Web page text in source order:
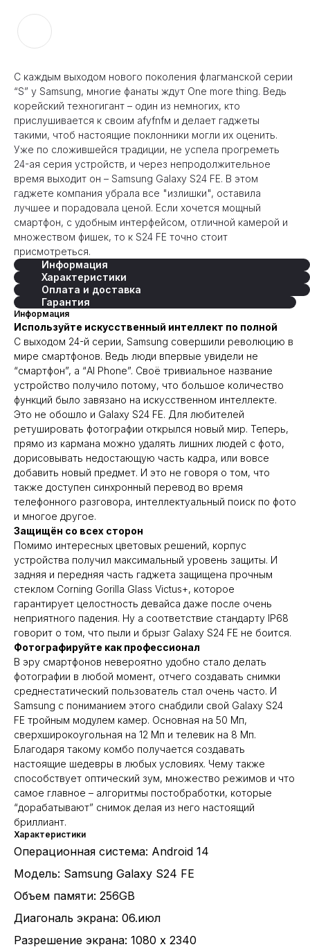
С каждым выходом нового поколения флагманской серии
“S” у Samsung, многие фанаты ждут One more thing. Ведь
корейский техногигант – один из немногих, кто
прислушивается к своим afyfnfм и делает гаджеты
такими, чтоб настоящие поклонники могли их оценить.
Уже по сложившейся традиции, не успела прогреметь
24-ая серия устройств, и через непродолжительное
время выходит он – Samsung Galaxy S24 FE. В этом
гаджете компания убрала все "излишки", оставила
лучшее и порадовала ценой. Если хочется мощный
смартфон, с удобным интерфейсом, отличной камерой и
множеством фишек, то к S24 FE точно стоит
присмотреться.
Информация
Характеристики
Оплата и доставка
Гарантия
Информация
Используйте искусственный интеллект по полной
С выходом 24-й серии, Samsung совершили революцию в
мире смартфонов. Ведь люди впервые увидели не
“смартфон”, а “AI Phone”. Своё тривиальное название
устройство получило потому, что большое количество
функций было завязано на искусственном интеллекте.
Это не обошло и Galaxy S24 FE. Для любителей
ретушировать фотографии открылся новый мир. Теперь,
прямо из кармана можно удалять лишних людей с фото,
дорисовывать недостающую часть кадра, или вовсе
добавить новый предмет. И это не говоря о том, что
также доступен синхронный перевод во время
телефонного разговора, интеллектуальный поиск по фото
и многое другое.
Защищён со всех сторон
Помимо интересных цветовых решений, корпус
устройства получил максимальный уровень защиты. И
задняя и передняя часть гаджета защищена прочным
стеклом Corning Gorilla Glass Victus+, которое
гарантирует целостность девайса даже после очень
неприятного падения. Ну а соответствие стандарту IP68
говорит о том, что пыли и брызг Galaxy S24 FE не боится.
Фотографируйте как профессионал
В эру смартфонов невероятно удобно стало делать
фотографии в любой момент, отчего создавать снимки
среднестатический пользователь стал очень часто. И
Samsung с пониманием этого снабдили свой Galaxy S24
FE тройным модулем камер. Основная на 50 Мп,
сверхширокоугольная на 12 Мп и телевик на 8 Мп.
Благодаря такому комбо получается создавать
настоящие шедевры в любых условиях. Чему также
способствует оптический зум, множество режимов и что
самое главное – алгоритмы постобработки, которые
“дорабатывают” снимок делая из него настоящий
бриллиант.
Характеристики
Операционная система: Android 14
Модель: Samsung Galaxy S24 FE
Объем памяти: 256GB
Диагональ экрана: 06.июл
Разрешение экрана: 1080 x 2340